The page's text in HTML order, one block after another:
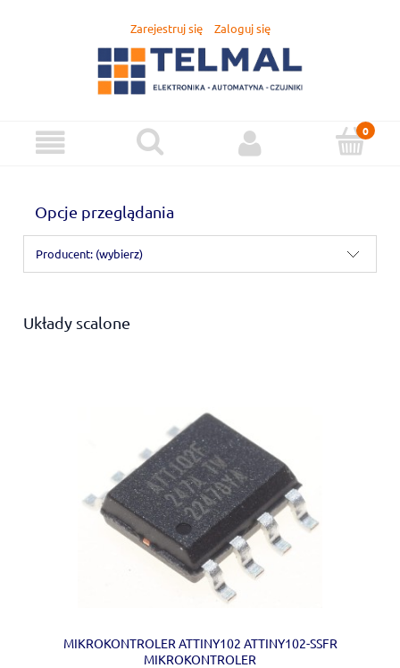
Zarejestruj się Zaloguj się
Opcje przeglądania
Producent: (wybierz)
Układy scalone
MIKROKONTROLER ATTINY102 ATTINY102-SSFR
MIKROKONTROLER